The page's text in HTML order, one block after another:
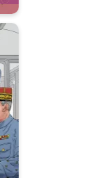
: